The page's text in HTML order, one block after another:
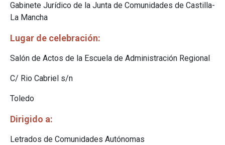
Gabinete Jurídico de la Junta de Comunidades de Castilla-
La Mancha
Lugar de celebración
Salón de Actos de la Escuela de Administración Regional
C/ Rio Cabriel s/n
Toledo
Dirigido a
Letrados de Comunidades Autónomas